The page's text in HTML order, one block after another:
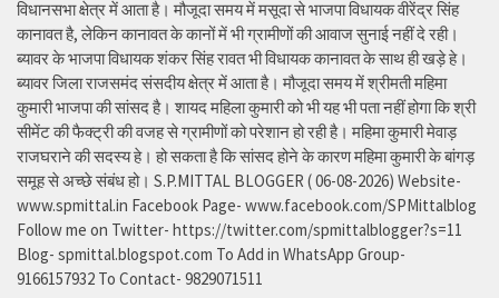
विधानसभा क्षेत्र में आता है। मौजूदा समय में मसूदा से भाजपा विधायक वीरेंद्र सिंह
कानावत है, लेकिन कानावत के कानों में भी ग्रामीणों की आवाज सुनाई नहीं दे रही।
ब्यावर के भाजपा विधायक शंकर सिंह रावत भी विधायक कानावत के साथ ही खड़े हे।
ब्यावर जिला राजसमंद संसदीय क्षेत्र में आता है। मौजूदा समय में श्रीमती महिमा
कुमारी भाजपा की सांसद है। शायद महिला कुमारी को भी यह भी पता नहीं होगा कि श्री
सीमेंट की फैक्ट्री की वजह से ग्रामीणों को परेशान हो रही है। महिमा कुमारी मेवाड़
राजघराने की सदस्य हे। हो सकता है कि सांसद होने के कारण महिमा कुमारी के बांगड़
समूह से अच्छे संबंध हो। S.P.MITTAL BLOGGER ( 06-08-2026) Website-
www.spmittal.in Facebook Page- www.facebook.com/SPMittalblog
Follow me on Twitter- https://twitter.com/spmittalblogger?s=11
Blog- spmittal.blogspot.com To Add in WhatsApp Group-
9166157932 To Contact- 9829071511